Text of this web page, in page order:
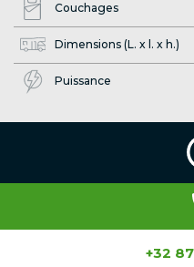
Couchages
Dimensions (L. x l. x h.)
Puissance
+32